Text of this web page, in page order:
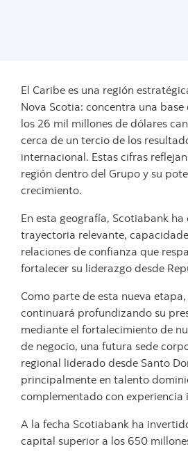
El Caribe es una región
Nova Scotia: concentra una
los 26 mil millones de dólares
cerca de un tercio de los
internacional. Estas cifras
región dentro del Grupo y su
crecimiento.
En esta geografía, Scotiabank
trayectoria relevante,
relaciones de confianza que
fortalecer su liderazgo desde
Como parte de esta nueva
continuará profundizando su
mediante el fortalecimiento de
de negocio, una futura sede
regional liderado desde Santo
principalmente en talento
complementado con experiencia
A la fecha Scotiabank ha
capital superior a los 650